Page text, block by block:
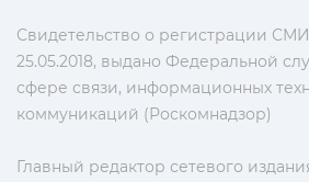
Свидетельство о регистрации
25.05.2018, выдано Федеральной
сфере связи, информационных
коммуникаций (Роскомнадзор)
Главный редактор сетевого